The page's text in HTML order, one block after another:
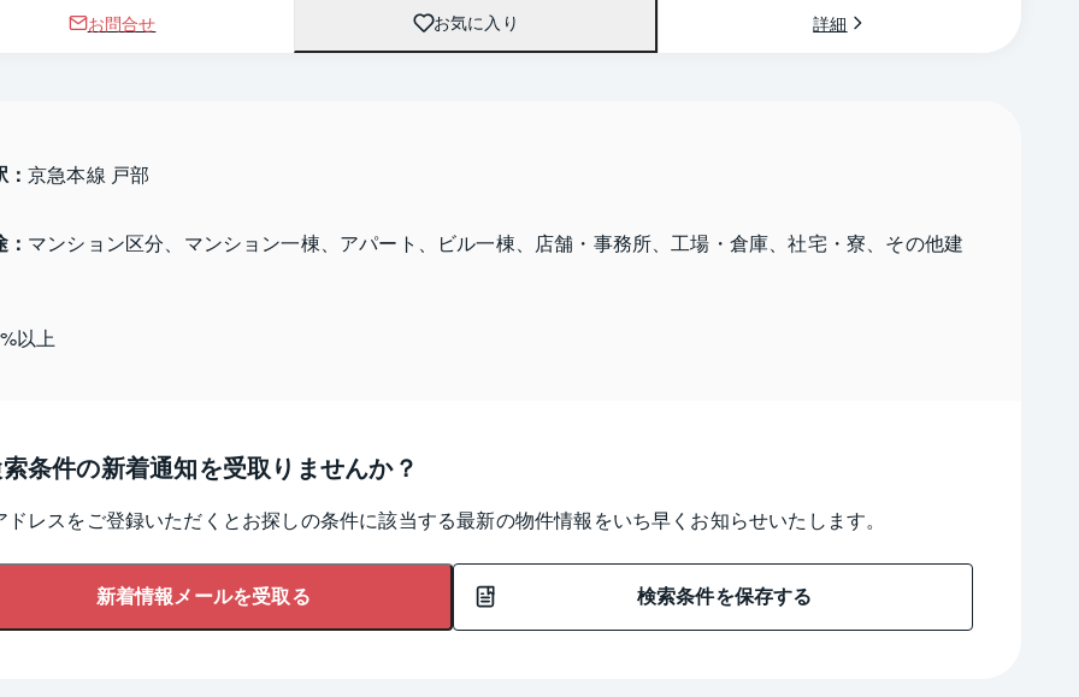
お問合せ お気に入り 詳細
京急本線 戸部
マンション区分、マンション一棟、アパート、ビル一棟、店舗・事務所、工場・倉庫、社宅・寮、その他建
以上
条件の新着通知を受取りませんか？
ドレスをご登録いただくとお探しの条件に該当する最新の物件情報をいち早くお知らせいたします。
新着情報メールを受取る 検索条件を保存する